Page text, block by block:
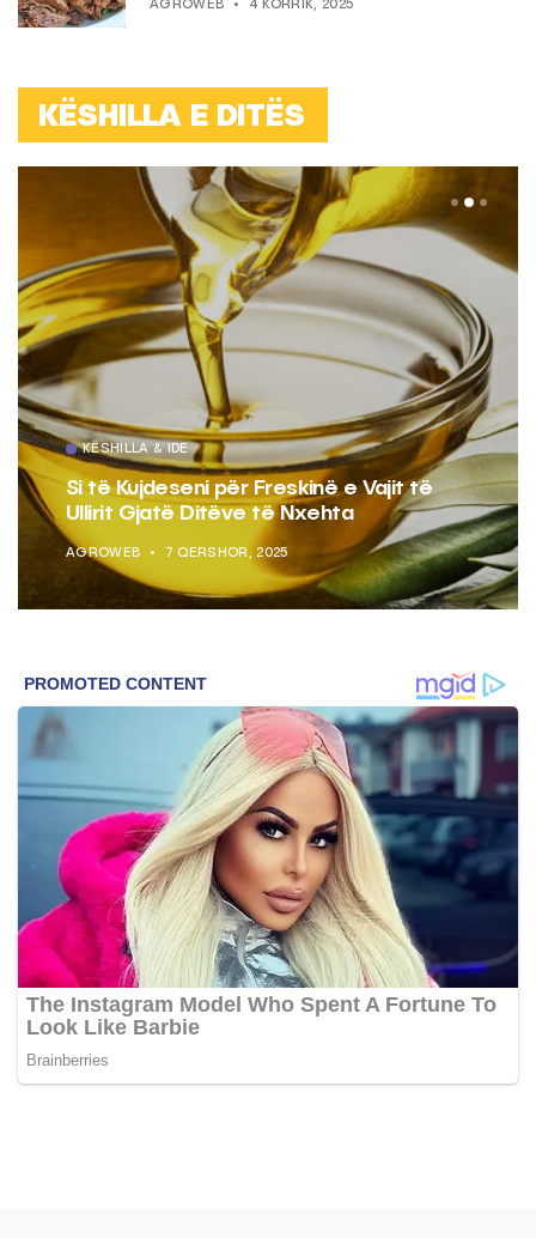
AGROWEB 4 KORRIK, 2025
KËSHILLA E DITËS
KËSHILLA & IDE
Si të Kujdeseni për Freskinë e Vajit të
Ullirit Gjatë Ditëve të Nxehta
AGROWEB 7 QERSHOR, 2025